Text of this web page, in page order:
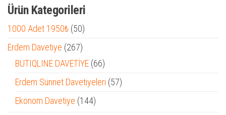
Ürün Kategorileri
1000 Adet 1950₺ 5050
Erdem Davetiye 267267
ürün
BUTIQLINE DAVETİYE 6666
ürün
Erdem Sünnet Davetiyeleri 5757
Ekonom Davetiye 144144